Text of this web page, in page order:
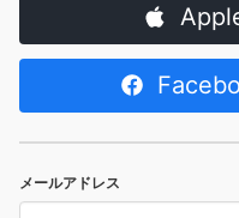
メールアドレス